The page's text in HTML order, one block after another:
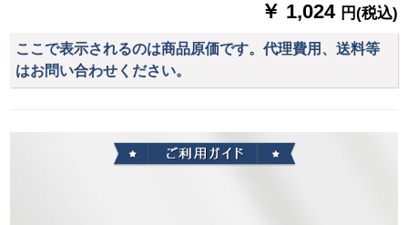
￥ 1,024 円(税込)
ここで表示されるのは商品原価です。代理費用、送料等
はお問い合わせください。